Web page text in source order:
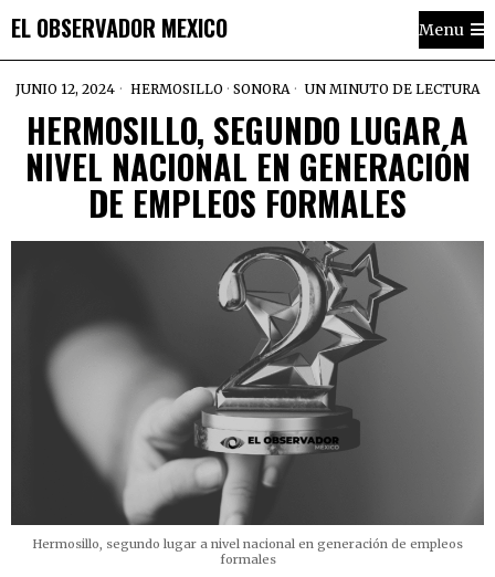
EL OBSERVADOR MEXICO Menu
JUNIO 12, 2024 HERMOSILLO · SONORA UN MINUTO DE LECTURA
HERMOSILLO, SEGUNDO LUGAR A
NIVEL NACIONAL EN GENERACIÓN
DE EMPLEOS FORMALES
Hermosillo, segundo lugar a nivel nacional en generación de empleos
formales